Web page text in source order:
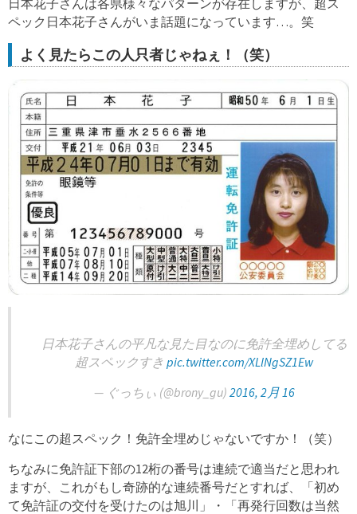
日本花子さんは各県様々なパターンが存在しますが、超ス
ペック日本花子さんがいま話題になっています…。笑
よく見たらこの人只者じゃねぇ！（笑）
日本花子さんの平凡な見た目なのに免許全埋めしてる
超スペックすき pic.twitter.com/XLlNgSZ1Ew
— ぐっちぃ (@brony_gu) 2016, 2月 16
なにこの超スペック！免許全埋めじゃないですか！（笑）
ちなみに免許証下部の12桁の番号は連続で適当だと思われ
ますが、これがもし奇跡的な連続番号だとすれば、「初め
て免許証の交付を受けたのは旭川」・「再発行回数は当然